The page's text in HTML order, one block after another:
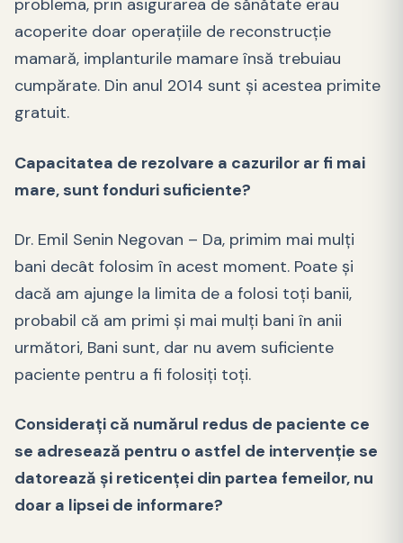
problema, prin asigurarea de sănătate erau
acoperite doar operațiile de reconstrucție
mamară, implanturile mamare însă trebuiau
cumpărate. Din anul 2014 sunt și acestea primite
gratuit.
Capacitatea de rezolvare a cazurilor ar fi mai
mare, sunt fonduri suficiente?
Dr. Emil Senin Negovan – Da, primim mai mulți
bani decât folosim în acest moment. Poate și
dacă am ajunge la limita de a folosi toți banii,
probabil că am primi și mai mulți bani în anii
următori, Bani sunt, dar nu avem suficiente
paciente pentru a fi folosiți toți.
Considerați că numărul redus de paciente ce
se adresează pentru o astfel de intervenție se
datorează și reticenței din partea femeilor, nu
doar a lipsei de informare?